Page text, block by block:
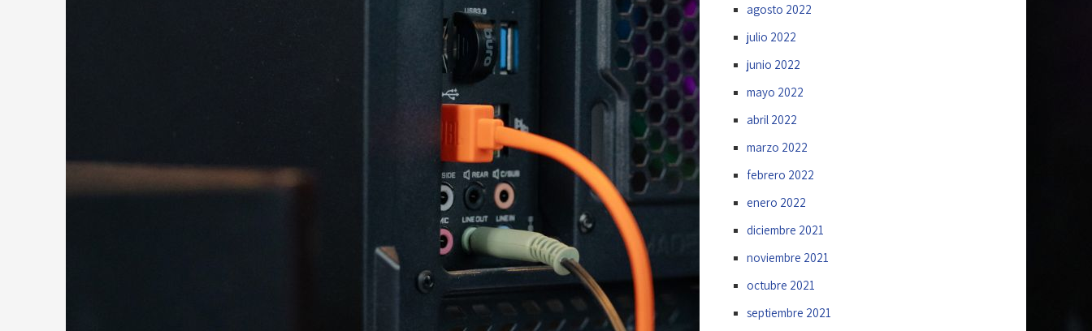
agosto 2022
julio 2022
junio 2022
mayo 2022
abril 2022
marzo 2022
febrero 2022
enero 2022
diciembre 2021
noviembre 2021
octubre 2021
septiembre 2021